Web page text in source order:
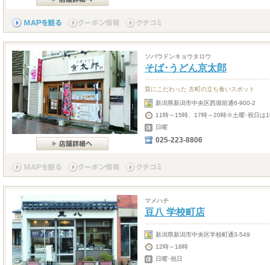
ソバウドンキョウタロウ
そば･うどん京太郎
質にこだわった 古町の立ち食いスポット
新潟県新潟市中央区西堀前通6-900-2
11時～15時、17時～20時※土曜･祝日は
日曜
025-223-8806
マメハチ
豆八 学校町店
新潟県新潟市中央区学校町通3-549
12時～18時
日曜･祝日